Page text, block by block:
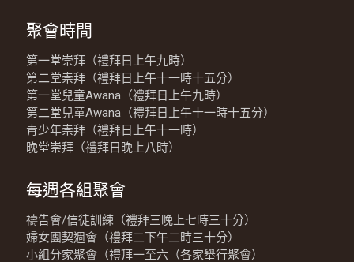
聚會時間
第一堂崇拜（禮拜日上午九時）
第二堂崇拜（禮拜日上午十一時十五分）
第一堂兒童Awana（禮拜日上午九時）
第二堂兒童Awana（禮拜日上午十一時十五分）
青少年崇拜（禮拜日上午十一時）
晚堂崇拜（禮拜日晚上八時）
每週各組聚會
禱告會/信徒訓練（禮拜三晚上七時三十分）
婦女團契週會（禮拜二下午二時三十分）
小組分家聚會（禮拜一至六（各家舉行聚會）